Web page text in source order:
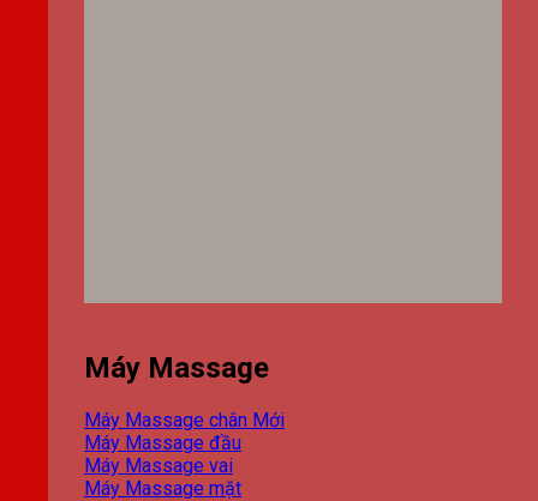
Máy Massage
Máy Massage chân
Máy Massage đầu
Máy Massage vai
Máy Massage mặt